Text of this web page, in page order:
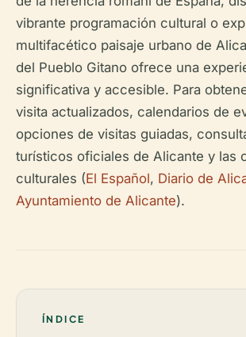
vibrante programación cultural o
multifacético paisaje urbano de
del Pueblo Gitano ofrece una
significativa y accesible. Para
visita actualizados, calendarios de
opciones de visitas guiadas,
turísticos oficiales de Alicante y las
culturales (El Español, Diario de
Ayuntamiento de Alicante).
ÍNDICE